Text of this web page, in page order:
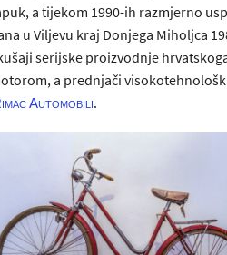
a tijekom 1990-ih razmjerno
u Viljevu kraj Donjega Miholjca
serijske proizvodnje
a prednjači
Automobili.